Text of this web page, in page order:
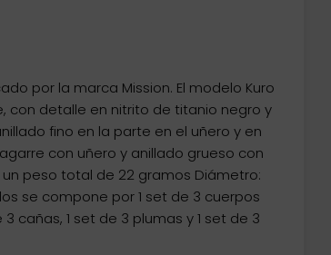
por la marca Mission. El modelo Kuro
con detalle en nitrito de titanio negro y
fino en la parte en el uñero y en
con uñero y anillado grueso con
peso total de 22 gramos Diámetro:
se compone por 1 set de 3 cuerpos
3 cañas, 1 set de 3 plumas y 1 set de 3